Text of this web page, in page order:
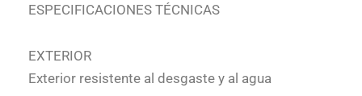
ESPECIFICACIONES TÉCNICAS
EXTERIOR
Exterior resistente al desgaste y al agua